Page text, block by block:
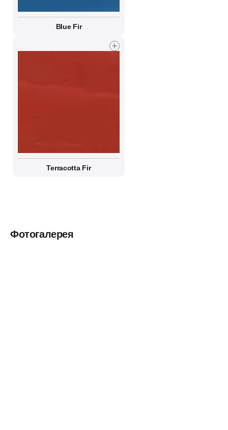
Blue Fir
Terracotta Fir
Фотогалерея